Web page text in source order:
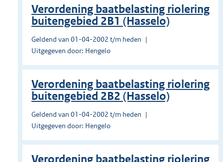
Verordening baatbelasting riolering
buitengebied 2B1 (Hasselo)
Geldend van 01-04-2002 t/m heden
Uitgegeven door: Hengelo
Verordening baatbelasting riolering
buitengebied 2B2 (Hasselo)
Geldend van 01-04-2002 t/m heden
Uitgegeven door: Hengelo